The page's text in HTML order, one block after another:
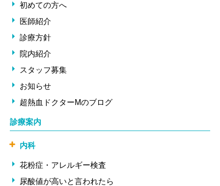
初めての方へ
医師紹介
診療方針
院内紹介
スタッフ募集
お知らせ
超熱血ドクターMのブログ
診療案内
内科
花粉症・アレルギー検査
尿酸値が高いと言われたら